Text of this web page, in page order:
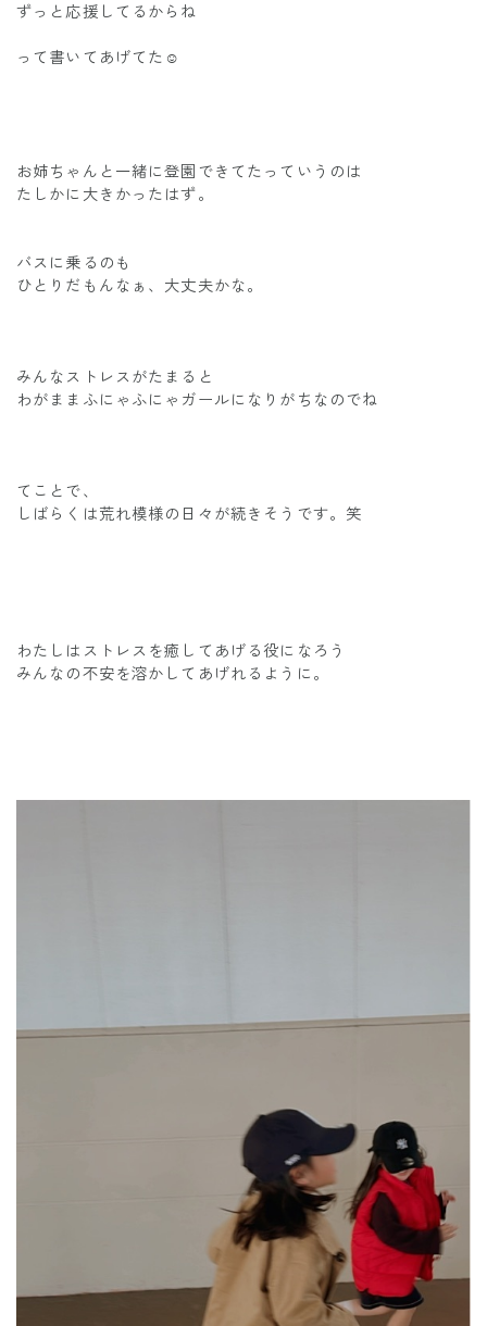
ずっと応援してるからね
って書いてあげてた☺️
お姉ちゃんと一緒に登園できてたっていうのは
たしかに大きかったはず。
バスに乗るのも
ひとりだもんなぁ、大丈夫かな。
みんなストレスがたまると
わがままふにゃふにゃガールになりがちなのでね
てことで、
しばらくは荒れ模様の日々が続きそうです。笑
わたしはストレスを癒してあげる役になろう
みんなの不安を溶かしてあげれるように。